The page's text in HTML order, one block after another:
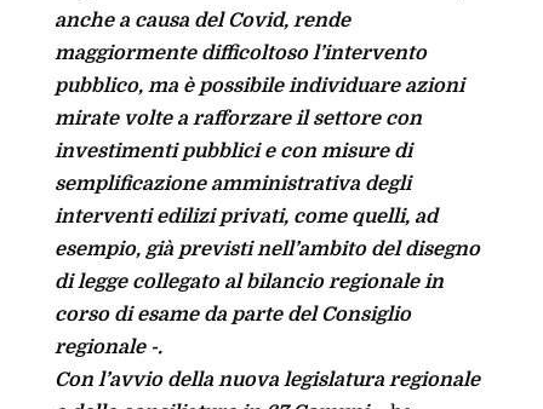
anche a causa del Covid, rende
maggiormente difficoltoso l’intervento
pubblico, ma è possibile individuare azioni
mirate volte a rafforzare il settore con
investimenti pubblici e con misure di
semplificazione amministrativa degli
interventi edilizi privati, come quelli, ad
esempio, già previsti nell’ambito del disegno
di legge collegato al bilancio regionale in
corso di esame da parte del Consiglio
regionale -.
Con l’avvio della nuova legislatura regionale